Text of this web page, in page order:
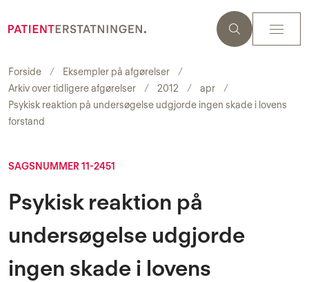
Forside
Eksempler på afgørelser
Arkiv over tidligere afgørelser
2012
apr
Psykisk reaktion på undersøgelse udgjorde ingen skade i lovens
forstand
SAGSNUMMER 11-2451
Psykisk reaktion på
undersøgelse udgjorde
ingen skade i lovens